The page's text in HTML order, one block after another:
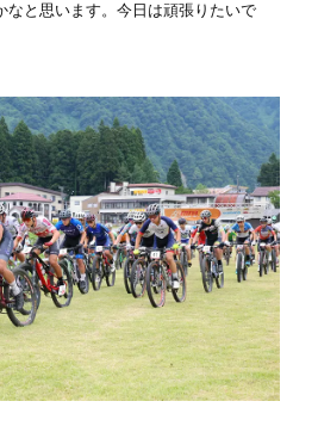
なと思います。今日は頑張りたいで